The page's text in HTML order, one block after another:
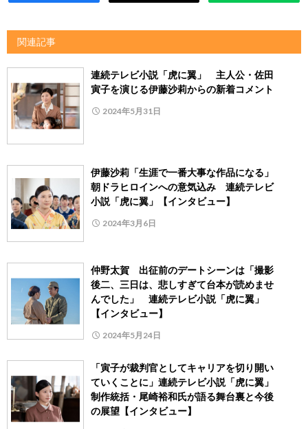
関連記事
連続テレビ小説「虎に翼」 主人公・佐田
寅子を演じる伊藤沙莉からの新着コメント
2024年5月31日
伊藤沙莉「生涯で一番大事な作品になる」
朝ドラヒロインへの意気込み 連続テレビ
小説「虎に翼」【インタビュー】
2024年3月6日
仲野太賀 出征前のデートシーンは「撮影
後二、三日は、悲しすぎて台本が読めませ
んでした」 連続テレビ小説「虎に翼」
【インタビュー】
2024年5月24日
「寅子が裁判官としてキャリアを切り開い
ていくことに」連続テレビ小説「虎に翼」
制作統括・尾崎裕和氏が語る舞台裏と今後
の展望【インタビュー】